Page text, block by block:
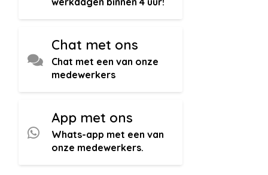
Chat met ons
Chat met een van onze
medewerkers
App met ons
Whats-app met een van
onze medewerkers.